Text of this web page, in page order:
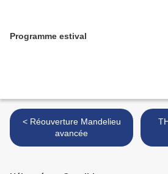
Programme estival
< Réouverture Mandelieu
avancée